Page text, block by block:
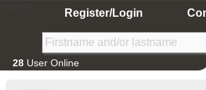
Register/Login
28 User Online